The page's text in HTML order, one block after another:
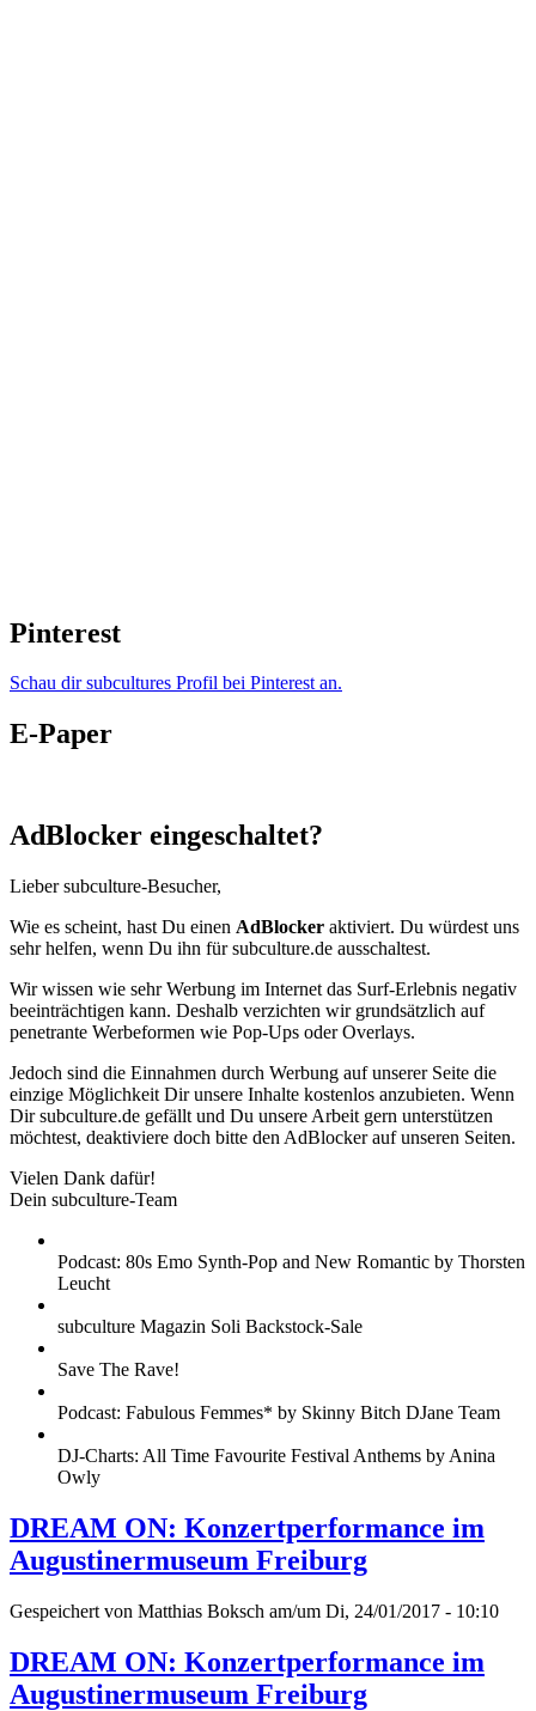
Pinterest
Schau dir subcultures Profil bei Pinterest an.
E-Paper
AdBlocker eingeschaltet?
Lieber subculture-Besucher,
Wie es scheint, hast Du einen AdBlocker aktiviert. Du würdest uns
sehr helfen, wenn Du ihn für subculture.de ausschaltest.
Wir wissen wie sehr Werbung im Internet das Surf-Erlebnis negativ
beeinträchtigen kann. Deshalb verzichten wir grundsätzlich auf
penetrante Werbeformen wie Pop-Ups oder Overlays.
Jedoch sind die Einnahmen durch Werbung auf unserer Seite die
einzige Möglichkeit Dir unsere Inhalte kostenlos anzubieten. Wenn
Dir subculture.de gefällt und Du unsere Arbeit gern unterstützen
möchtest, deaktiviere doch bitte den AdBlocker auf unseren Seiten.
Vielen Dank dafür!
Dein subculture-Team
Podcast: 80s Emo Synth-Pop and New Romantic by Thorsten
Leucht
subculture Magazin Soli Backstock-Sale
Save The Rave!
Podcast: Fabulous Femmes* by Skinny Bitch DJane Team
DJ-Charts: All Time Favourite Festival Anthems by Anina
Owly
DREAM ON: Konzertperformance im
Augustinermuseum Freiburg
Gespeichert von Matthias Boksch am/um Di, 24/01/2017 - 10:10
DREAM ON: Konzertperformance im
Augustinermuseum Freiburg